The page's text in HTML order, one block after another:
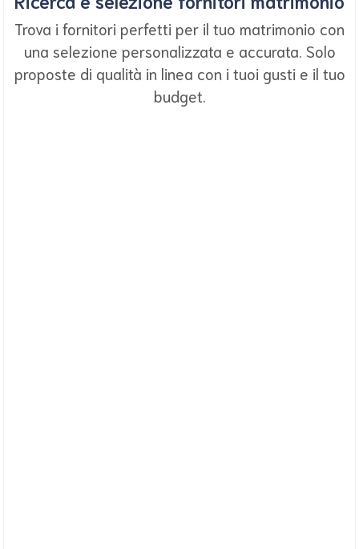
Trova i fornitori perfetti per il tuo matrimonio con
una selezione personalizzata e accurata. Solo
proposte di qualità in linea con i tuoi gusti e il tuo
budget.